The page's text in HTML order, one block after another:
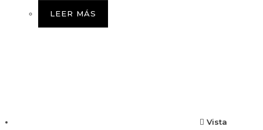
LEER MÁS
Vista